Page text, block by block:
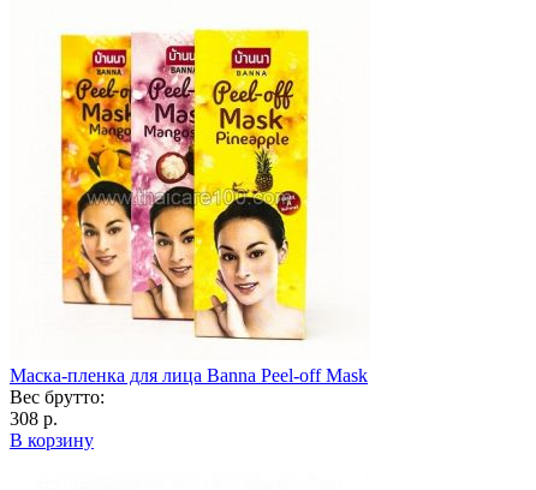
Маска-пленка для лица Banna Peel-off Mask
Вес брутто:
308 р.
В корзину